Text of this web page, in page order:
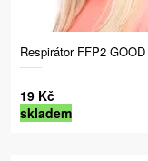
Respirátor FFP2
19 Kč
skladem